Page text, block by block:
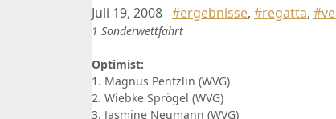
Juli 19, 2008 #ergebnisse, #regatta,
1 Sonderwettfahrt
Optimist:
1. Magnus Pentzlin (WVG)
2. Wiebke Sprögel (WVG)
3. Jasmine Neumann (WVG)